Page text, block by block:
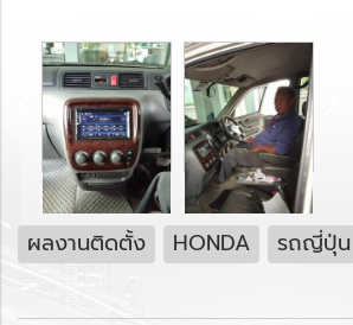
ผลงานติดตั้ง HONDA รถญี่ปุ่น